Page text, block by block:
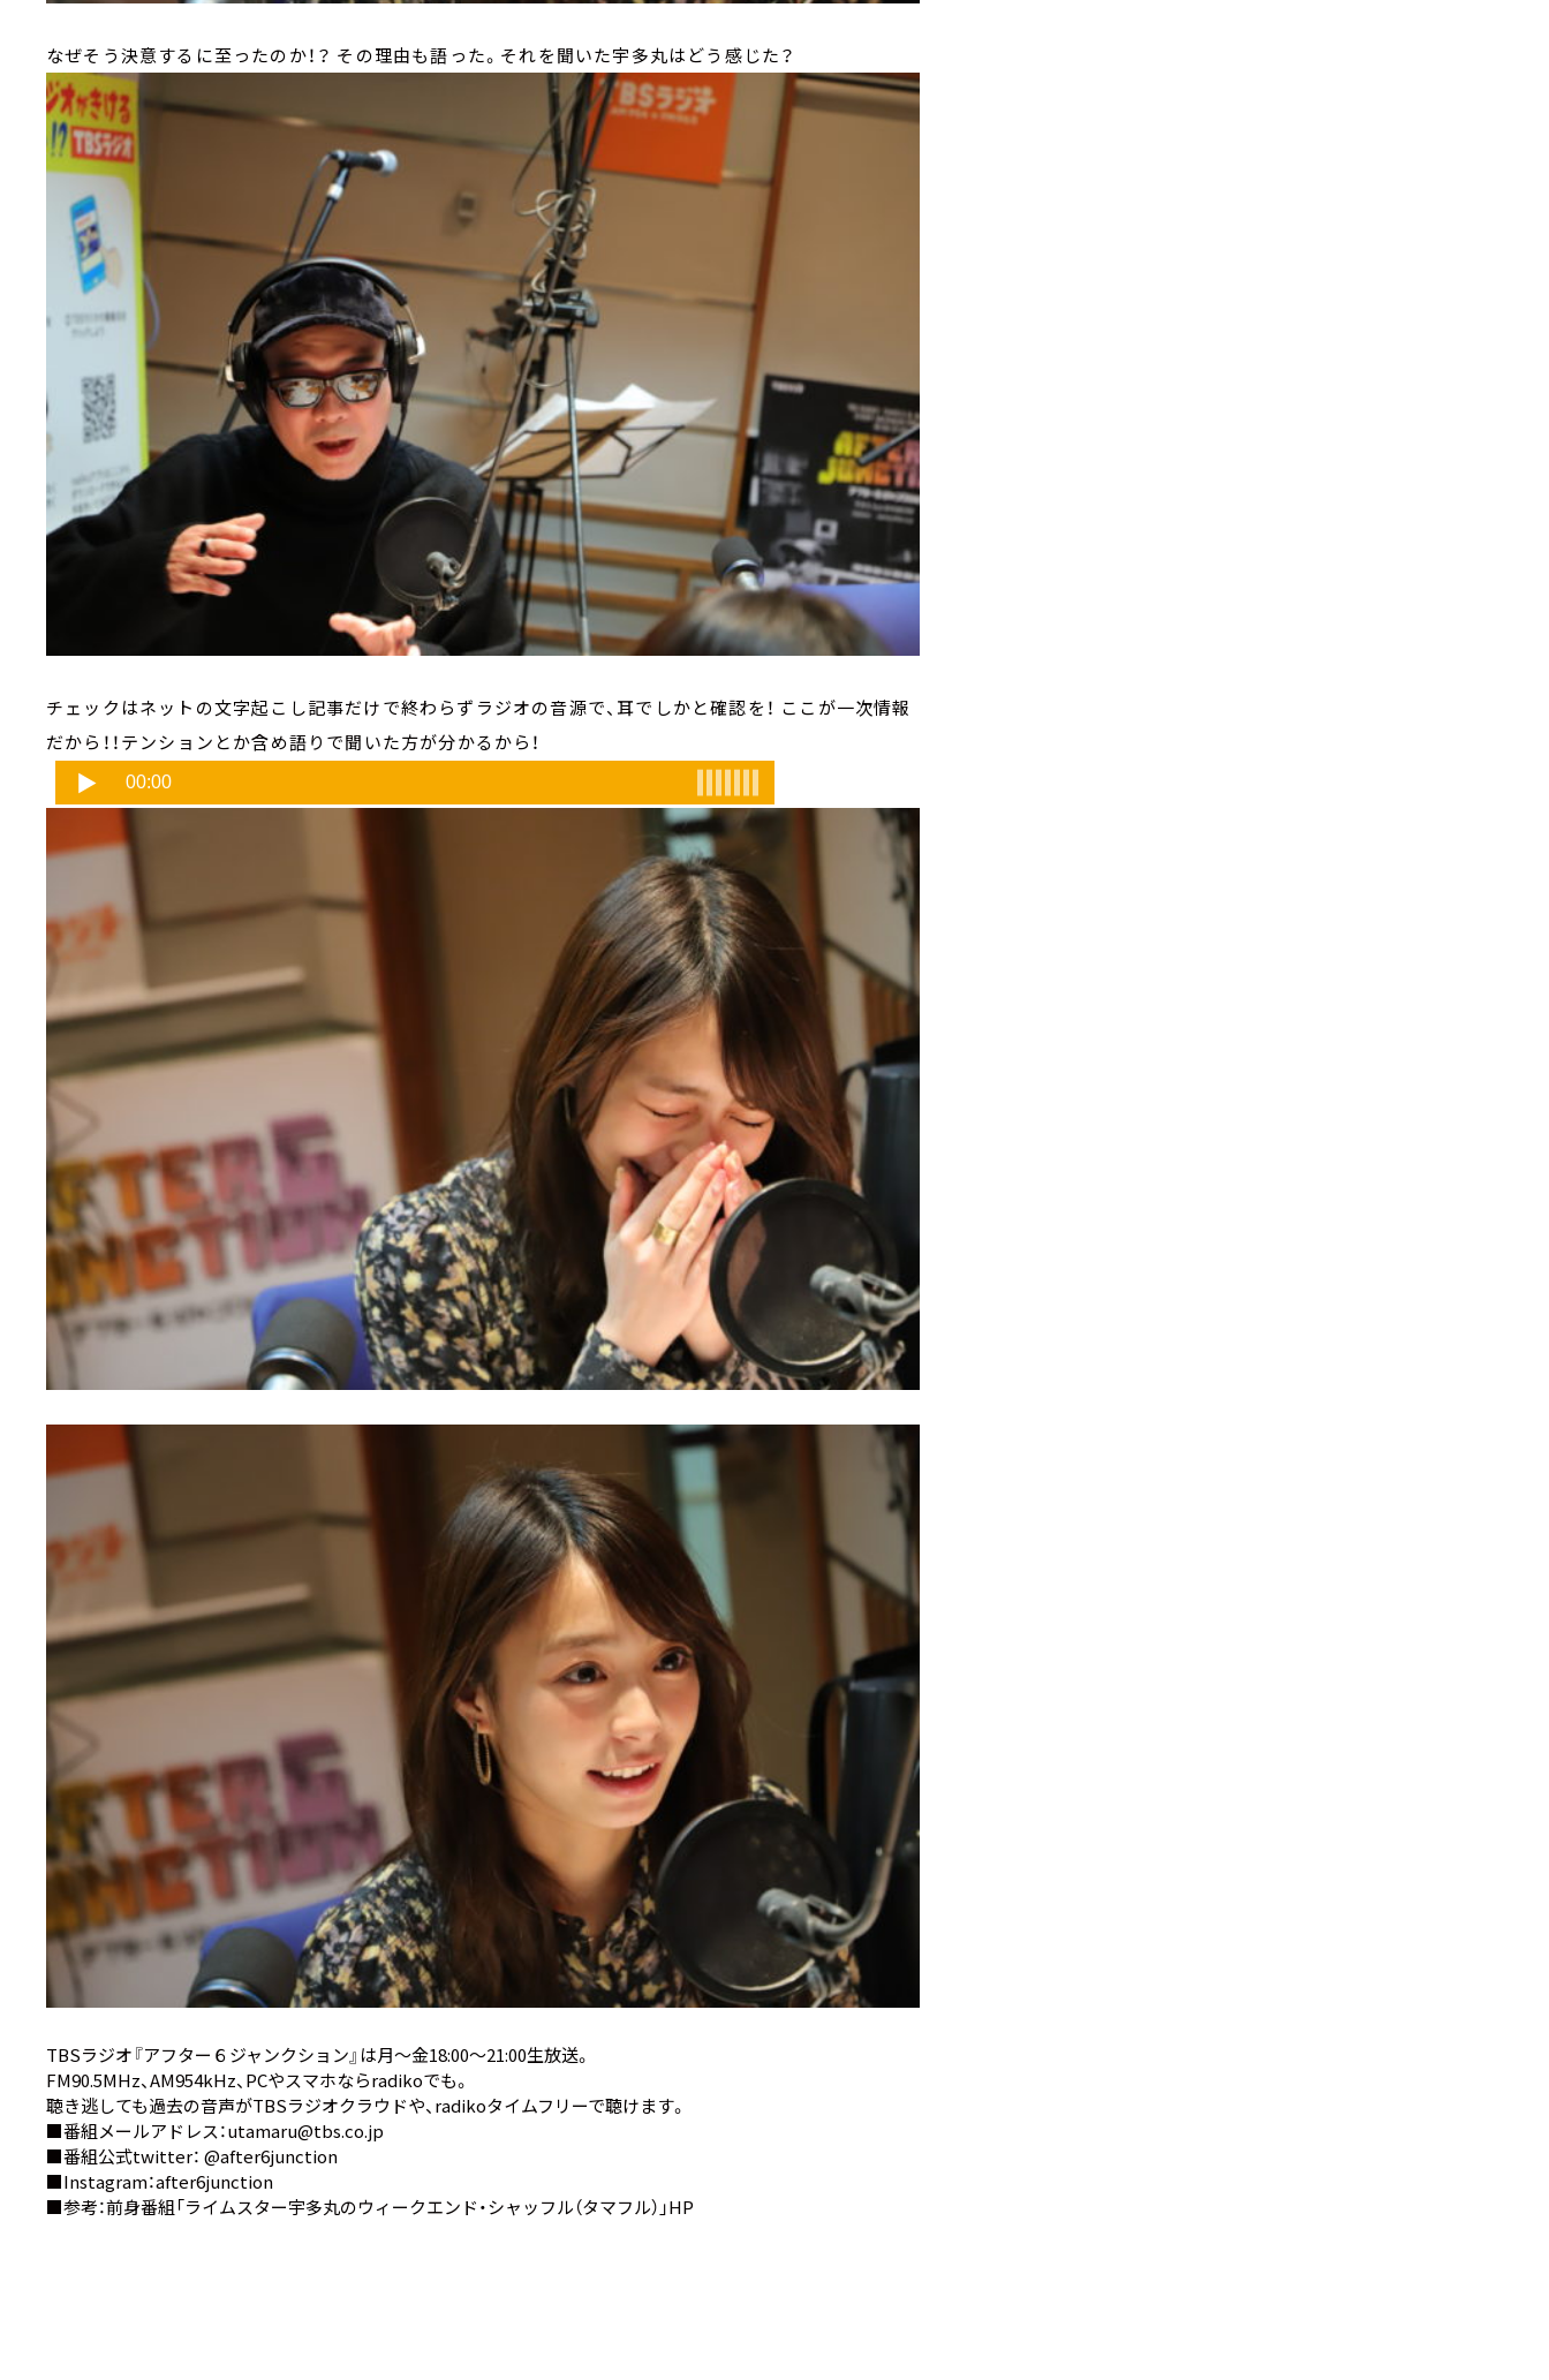
なぜそう決意するに至ったのか！？ その理由も語った。それを聞いた宇多丸はどう感じた？
チェックはネットの文字起こし記事だけで終わらずラジオの音源で、耳でしかと確認を！ ここが一次情報
だから！！テンションとか含め語りで聞いた方が分かるから！
TBSラジオ『アフター６ジャンクション』は月～金18:00～21:00生放送。
FM90.5MHz、AM954kHz、PCやスマホならradikoでも。
聴き逃しても過去の音声がTBSラジオクラウドや、 radikoタイムフリーで聴けます。
■番組メールアドレス：utamaru@tbs.co.jp
■番組公式twitter： @after6junction
■Instagram：after6junction
■参考：前身番組「ライムスター宇多丸のウィークエンド・シャッフル（タマフル）」HP